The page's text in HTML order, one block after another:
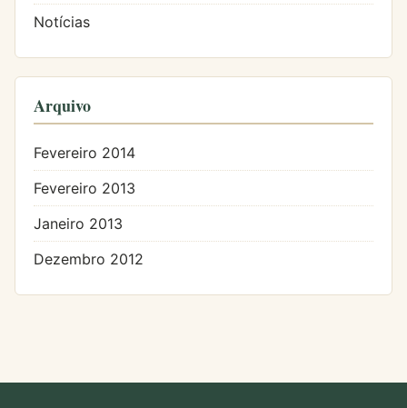
Notícias
Arquivo
Fevereiro 2014
Fevereiro 2013
Janeiro 2013
Dezembro 2012